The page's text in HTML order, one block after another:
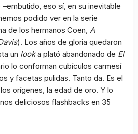
eso sí, en su inevitable
podido ver en la serie
de los hermanos Coen, A
). Los años de gloria quedaron
un looka plató abandonado de El
lo conforman cubículos carmesí
y facetas pulidas. Tanto da. Es el
orígenes, la edad de oro. Y lo
deliciosos flashbacks en 35